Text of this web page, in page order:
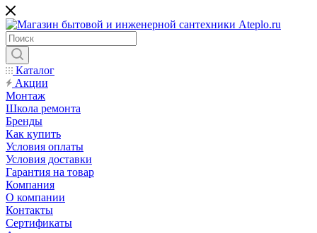
Каталог
Акции
Монтаж
Школа ремонта
Бренды
Как купить
Условия оплаты
Условия доставки
Гарантия на товар
Компания
О компании
Контакты
Сертификаты